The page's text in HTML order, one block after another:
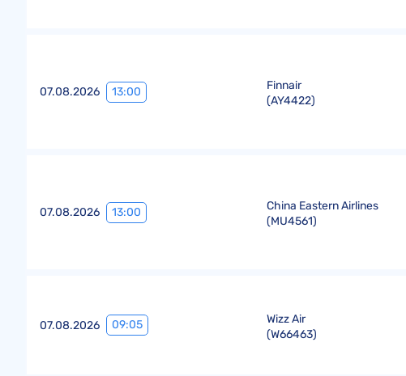
07.08.2026 13:00
Finnair
(AY4422)
07.08.2026 13:00
China Eastern Airlines
(MU4561)
07.08.2026 09:05
Wizz Air
(W66463)